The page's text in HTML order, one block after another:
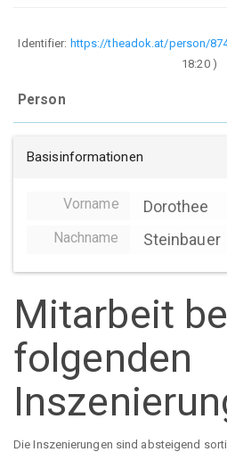
Identifier: https://theadok.at/person/
18:20)
Person
Basisinformationen
Vorname Dorothee
Nachname Steinbauer
Mitarbeit
folgenden
Die Inszenierungen sind absteigend